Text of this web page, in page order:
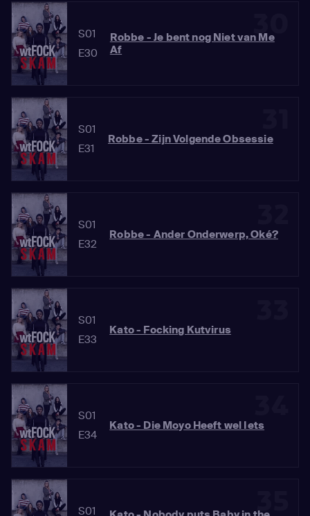
30
S01
E30
Robbe - Je bent nog Niet van Me
Af
S01
E31
Robbe - Zijn Volgende Obsessie
S01
E32
Robbe - Ander Onderwerp, Oké?
S01
E33
Kato - Focking Kutvirus
S01
E34
Kato - Die Moyo Heeft wel Iets
35
S01